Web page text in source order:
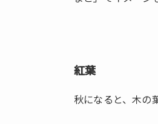
拾い
紅葉
秋になると、木の